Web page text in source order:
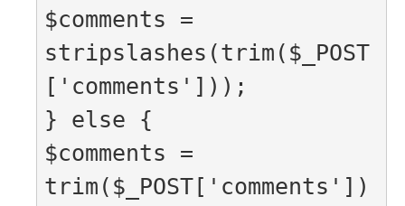
$comments =
stripslashes(trim($_POST
['comments']));
} else {
$comments =
trim($_POST['comments'])